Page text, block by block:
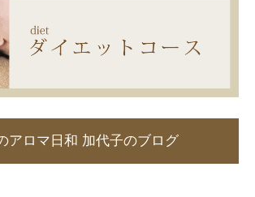
アロマ日和 加代子のブログ